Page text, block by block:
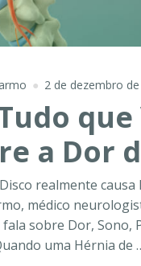
2 de dezembro
que
a Dor
realmente
médico
sobre Dor, Sono,
uma Hérnia de